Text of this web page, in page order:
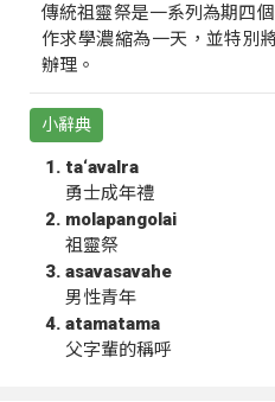
傳統祖靈祭是一系列為期四
作求學濃縮為一天，並特別
辦理。
小辭典
ta‘avalra
勇士成年禮
molapangolai
祖靈祭
asavasavahe
男性青年
atamatama
父字輩的稱呼